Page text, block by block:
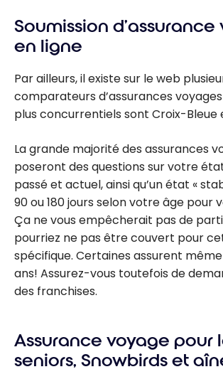
Soumission
en ligne
Par ailleurs, il existe sur le web
comparateurs d’assurances voyages
plus concurrentiels sont Croix-Bleue
La grande majorité des assurances
poseront des questions sur votre
passé et actuel, ainsi qu’un état «
90 ou 180 jours selon votre âge pour
Ça ne vous empêcherait pas de
pourriez ne pas être couvert pour
spécifique. Certaines assurent même
ans! Assurez-vous toutefois de
des franchises.
Assurance voyage pour
seniors, Snowbirds et